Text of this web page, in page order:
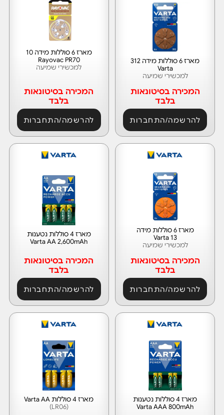
מארז 6 סוללות מידה 312
Varta
למכשירי שמיעה
המכירה בסיטונאות
בלבד
להרשמה/התחברות
מארז 6 סוללות מידה 10
Rayovac PR70
למכשירי שמיעה
המכירה בסיטונאות
בלבד
להרשמה/התחברות
מארז 6 סוללות מידה
Varta 13
למכשירי שמיעה
המכירה בסיטונאות
בלבד
להרשמה/התחברות
מארז 4 סוללות נטענות
Varta AA 2,600mAh
המכירה בסיטונאות
בלבד
להרשמה/התחברות
מארז 4 סוללות נטענות
Varta AAA 800mAh
מארז 4 סוללות Varta AA
(LR06)